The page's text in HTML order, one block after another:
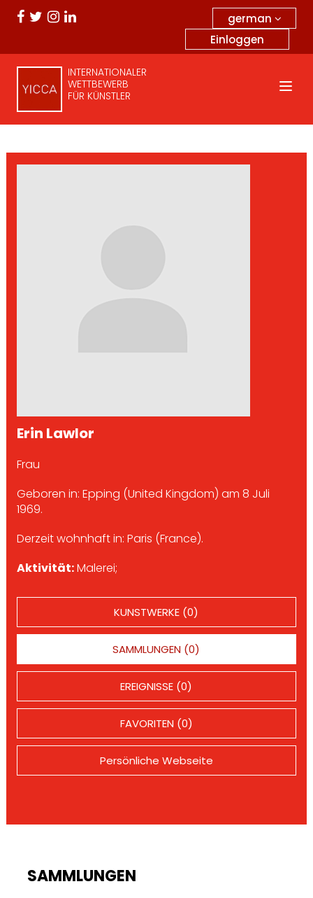
german
Einloggen
INTERNATIONALER
WETTBEWERB
FÜR KÜNSTLER
Erin Lawlor
Frau
Geboren in: Epping (United Kingdom) am 8 Juli
1969.
Derzeit wohnhaft in: Paris (France).
Aktivität:Malerei;
KUNSTWERKE (0)
SAMMLUNGEN (0)
EREIGNISSE (0)
FAVORITEN (0)
Persönliche Webseite
SAMMLUNGEN